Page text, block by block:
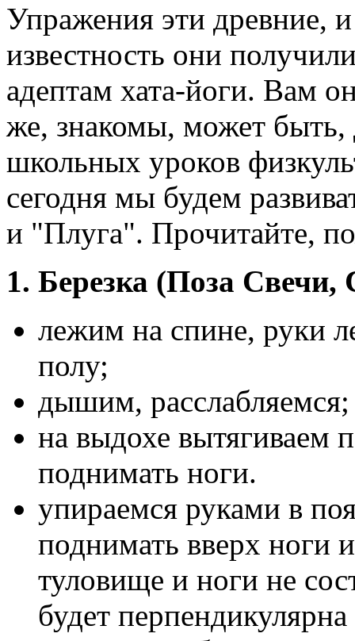
Упражения эти древние,
известность они
адептам хата-йоги. Вам
же, знакомы, может быть,
школьных уроков
сегодня мы будем
и "Плуга". Прочитайте,
1. Березка (Поза Свечи,
лежим на спине, руки
полу;
дышим, расслабляемся;
на выдохе вытягиваем
поднимать ноги.
упираемся руками в
поднимать вверх ноги
туловище и ноги не
будет